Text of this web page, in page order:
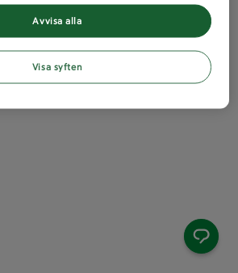
Avvisa alla
Visa syften